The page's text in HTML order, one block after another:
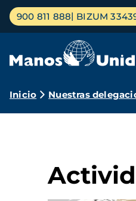
Pasar
contenido
Menú
principal
900 811 888 BIZUM
Ruta
Inicio Nuestras